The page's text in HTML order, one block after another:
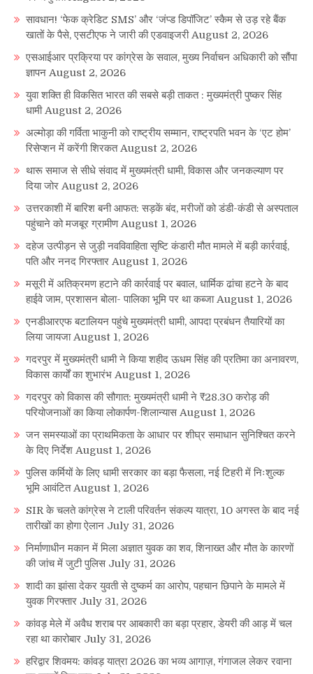
सावधान! ‘फेक क्रेडिट SMS’ और ‘जंप्ड डिपॉजिट’ स्कैम से उड़ रहे बैंक
खातों के पैसे, एसटीएफ ने जारी की एडवाइजरी August 2, 2026
एसआईआर प्रक्रिया पर कांग्रेस के सवाल, मुख्य निर्वाचन अधिकारी को सौंपा
ज्ञापन August 2, 2026
युवा शक्ति ही विकसित भारत की सबसे बड़ी ताकत : मुख्यमंत्री पुष्कर सिंह
धामी August 2, 2026
अल्मोड़ा की गर्विता भाकुनी को राष्ट्रीय सम्मान, राष्ट्रपति भवन के ‘एट होम’
रिसेप्शन में करेंगी शिरकत August 2, 2026
थारू समाज से सीधे संवाद में मुख्यमंत्री धामी, विकास और जनकल्याण पर
दिया जोर August 2, 2026
उत्तरकाशी में बारिश बनी आफत: सड़कें बंद, मरीजों को डंडी-कंडी से अस्पताल
पहुंचाने को मजबूर ग्रामीण August 1, 2026
दहेज उत्पीड़न से जुड़ी नवविवाहिता सृष्टि कंडारी मौत मामले में बड़ी कार्रवाई,
पति और ननद गिरफ्तार August 1, 2026
मसूरी में अतिक्रमण हटाने की कार्रवाई पर बवाल, धार्मिक ढांचा हटने के बाद
हाईवे जाम, प्रशासन बोला- पालिका भूमि पर था कब्जा August 1, 2026
एनडीआरएफ बटालियन पहुंचे मुख्यमंत्री धामी, आपदा प्रबंधन तैयारियों का
लिया जायजा August 1, 2026
गदरपुर में मुख्यमंत्री धामी ने किया शहीद ऊधम सिंह की प्रतिमा का अनावरण,
विकास कार्यों का शुभारंभ August 1, 2026
गदरपुर को विकास की सौगात: मुख्यमंत्री धामी ने ₹28.30 करोड़ की
परियोजनाओं का किया लोकार्पण-शिलान्यास August 1, 2026
जन समस्याओं का प्राथमिकता के आधार पर शीघ्र समाधान सुनिश्चित करने
के दिए निर्देश August 1, 2026
पुलिस कर्मियों के लिए धामी सरकार का बड़ा फैसला, नई टिहरी में निःशुल्क
भूमि आवंटित August 1, 2026
SIR के चलते कांग्रेस ने टाली परिवर्तन संकल्प यात्रा, 10 अगस्त के बाद नई
तारीखों का होगा ऐलान July 31, 2026
निर्माणाधीन मकान में मिला अज्ञात युवक का शव, शिनाख्त और मौत के कारणों
की जांच में जुटी पुलिस July 31, 2026
शादी का झांसा देकर युवती से दुष्कर्म का आरोप, पहचान छिपाने के मामले में
युवक गिरफ्तार July 31, 2026
कांवड़ मेले में अवैध शराब पर आबकारी का बड़ा प्रहार, डेयरी की आड़ में चल
रहा था कारोबार July 31, 2026
हरिद्वार शिवमय: कांवड़ यात्रा 2026 का भव्य आगाज़, गंगाजल लेकर रवाना